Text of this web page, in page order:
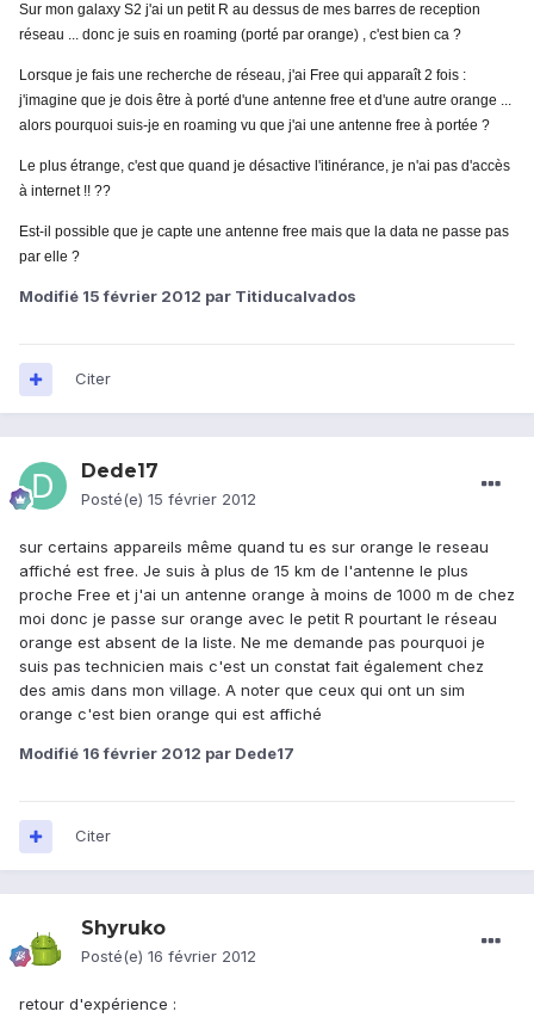
Sur mon galaxy S2 j'ai un petit R au dessus de mes barres de reception
réseau ... donc je suis en roaming (porté par orange) , c'est bien ca ?
Lorsque je fais une recherche de réseau, j'ai Free qui apparaît 2 fois :
j'imagine que je dois être à porté d'une antenne free et d'une autre orange ...
alors pourquoi suis-je en roaming vu que j'ai une antenne free à portée ?
Le plus étrange, c'est que quand je désactive l'itinérance, je n'ai pas d'accès
à internet !! ??
Est-il possible que je capte une antenne free mais que la data ne passe pas
par elle ?
Modifié 15 février 2012 par Titiducalvados
Citer
Dede17
Posté(e) 15 février 2012
sur certains appareils même quand tu es sur orange le reseau
affiché est free. Je suis à plus de 15 km de l'antenne le plus
proche Free et j'ai un antenne orange à moins de 1000 m de chez
moi donc je passe sur orange avec le petit R pourtant le réseau
orange est absent de la liste. Ne me demande pas pourquoi je
suis pas technicien mais c'est un constat fait également chez
des amis dans mon village. A noter que ceux qui ont un sim
orange c'est bien orange qui est affiché
Modifié 16 février 2012 par Dede17
Citer
Shyruko
Posté(e) 16 février 2012
retour d'expérience :